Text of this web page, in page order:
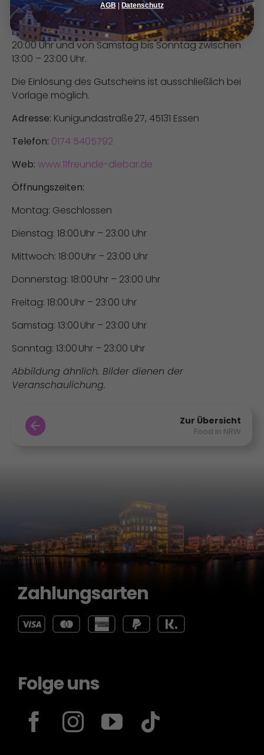
Der Gutschein ist 6 Monate ab Kauf einlösbar.
Einlösbar von Dienstag bis Freitag zwischen 18:00 –
20:00 Uhr und von Samstag bis Sonntag zwischen
13:00 – 23:00 Uhr.
Die Einlösung des Gutscheins ist ausschließlich bei
Vorlage möglich.
Adresse: Kunigundastraße 27, 45131 Essen
Telefon: 0174 5405792
Web: www.11freunde-diebar.de
Öffnungszeiten:
Montag: Geschlossen
Dienstag: 18:00 Uhr – 23:00 Uhr
Mittwoch: 18:00 Uhr – 23:00 Uhr
Donnerstag: 18:00 Uhr – 23:00 Uhr
Freitag: 18:00 Uhr – 23:00 Uhr
Samstag: 13:00 Uhr – 23:00 Uhr
Sonntag: 13:00 Uhr – 23:00 Uhr
Abbildung ähnlich. Bilder dienen der
Veranschaulichung.
Zur Übersicht
Food in NRW
Zahlungsarten
Folge uns
AGB| Datenschutz